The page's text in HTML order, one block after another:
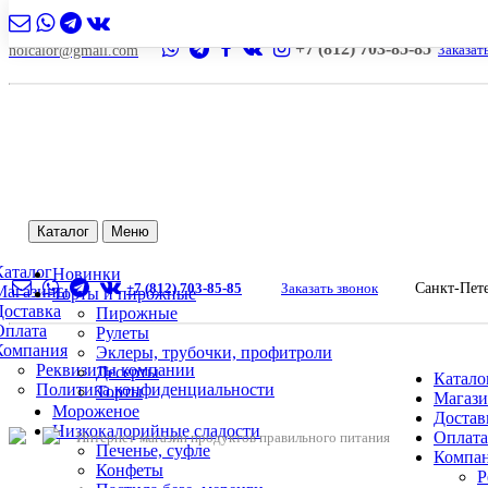
nolcalor@gmail.com +7 (812) 703-85-85
Каталог Меню
Реквизиты компании
Политика конфиденциальности
Новинки
Торты и пирожные
Пирожные
Рулеты
Эклеры, трубочки, профитроли
Десерты
Торты
Мороженое
Низкокалорийные сладости
Печенье, суфле
Конфеты
+7 (812) 703-85-85 Заказать звонок Санкт-
Интернет-магазин продуктов правильного питания
Оплата